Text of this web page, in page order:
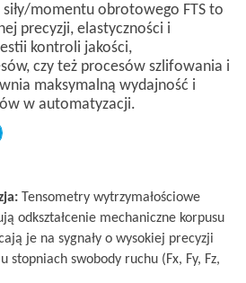
momentu obrotowego FTS to
precyzji, elastyczności i
kontroli jakości,
czy też procesów szlifowania i
maksymalną wydajność i
w automatyzacji.
Tensometry wytrzymałościowe
odkształcenie mechaniczne korpusu
je na sygnały o wysokiej precyzji
stopniach swobody ruchu (Fx, Fy, Fz,